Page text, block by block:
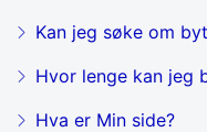
Kan jeg søke om
Hvor lenge kan jeg
Hva er Min side?